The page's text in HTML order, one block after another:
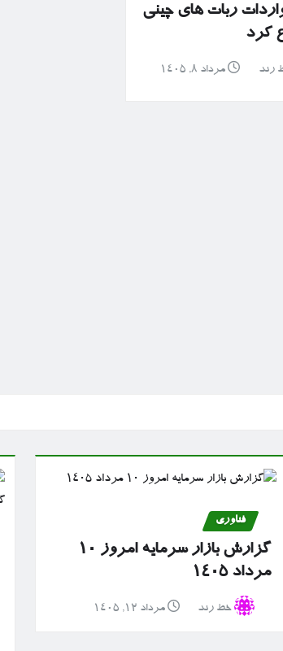
ربات های چینی
کرد
رند مرداد ۸, ۱۴۰۵
فناوری
گزارش بازار سرمایه امروز ۱۰
مرداد ۱۴۰۵
خط رند مرداد ۱۲, ۱۴۰۵